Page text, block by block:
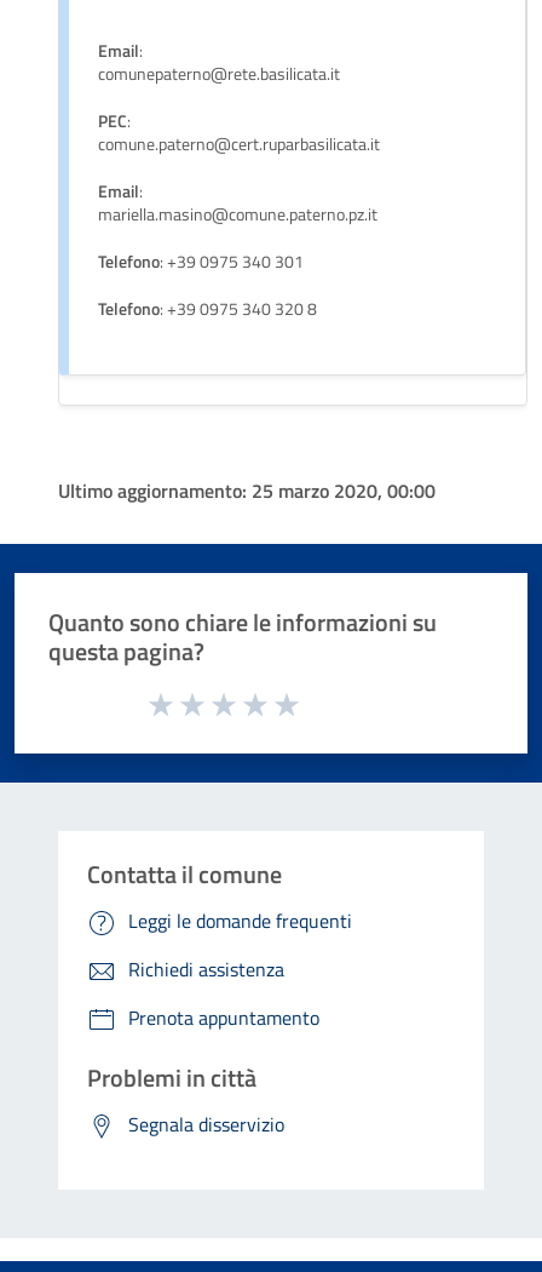
Email:
comunepaterno@rete.basilicata.it
PEC:
comune.paterno@cert.ruparbasilicata.it
Email:
mariella.masino@comune.paterno.pz.it
Telefono: +39 0975 340 301
Telefono: +39 0975 340 320 8
Ultimo aggiornamento: 25 marzo 2020, 00:00
Quanto sono chiare le informazioni su
questa pagina?
Valuta da 1 a 5 stelle la pagina
Contatta il comune
Leggi le domande frequenti
Richiedi assistenza
Prenota appuntamento
Problemi in città
Segnala disservizio